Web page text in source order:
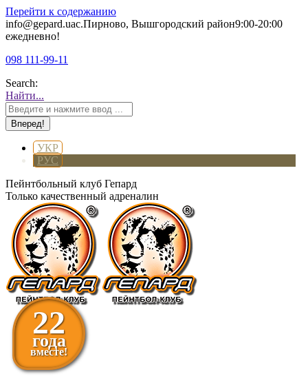
Перейти к содержанию
info@gepard.uaс.Пирново, Вышгородский район9:00-20:00
ежедневно!
098 111-99-11
Search:
Найти...
УКР
РУС
Пейнтбольный клуб Гепард
Только качественный адреналин
22
года
вместе!